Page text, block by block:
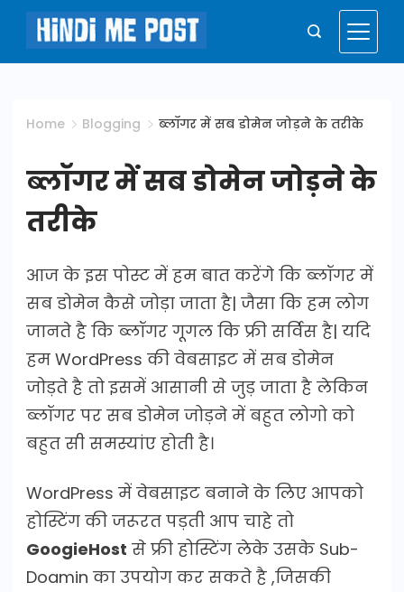
Skip
content
Hindi
Me
Post
Home Blogging ब्लॉगर में सब डोमेन जोड़ने के तरीके
ब्लॉगर में सब डोमेन जोड़ने के
तरीके
आज के इस पोस्ट में हम बात करेंगे कि ब्लॉगर में
सब डोमेन कैसे जोड़ा जाता है| जैसा कि हम लोग
जानते है कि ब्लॉगर गूगल कि फ्री सर्विस है| यदि
हम WordPress की वेबसाइट में सब डोमेन
जोड़ते है तो इसमें आसानी से जुड़ जाता है लेकिन
ब्लॉगर पर सब डोमेन जोड़ने में बहुत लोगो को
बहुत सी समस्यांए होती है।
WordPress में वेबसाइट बनाने के लिए आपको
होस्टिंग की जरूरत पड़ती आप चाहे तो
GoogieHost से फ्री होस्टिंग लेके उसके Sub-
Doamin का उपयोग कर सकते है ,जिसकी